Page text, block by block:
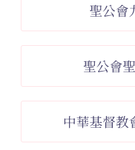
聖公會
聖公會
中華基督教